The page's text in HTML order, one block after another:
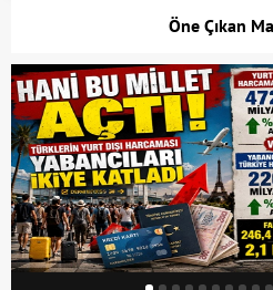
Öne Çıkan